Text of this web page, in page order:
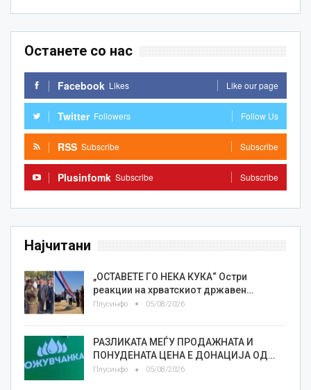
Останете со нас
Facebook Likes Like our page
Twitter Followers Follow Us
RSS Subscribe Subscribe
Plusinfomk Subscribe Subscribe
Најчитани
„ОСТАВЕТЕ ГО НЕКА КУКА“ Остри
реакции на хрватскиот државен…
Плусинфо 05/08/2026
РАЗЛИКАТА МЕЃУ ПРОДАЖНАТА И
ПОНУДЕНАТА ЦЕНА Е ДОНАЦИЈА ОД…
Плусинфо 05/08/2026